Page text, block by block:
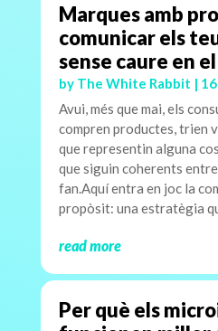
Marques amb
comunicar els
sense caure en
by The White Rabbit |
Avui, més que mai, els
compren productes, trien
que representin alguna
que siguin coherents
fan.Aquí entra en joc la
propòsit: una estratègia
read more
Per què els